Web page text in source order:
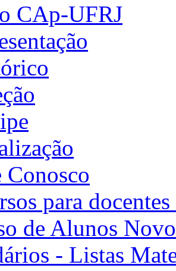
CAp-UFRJ
Conosco
para
de Alunos
- Listas